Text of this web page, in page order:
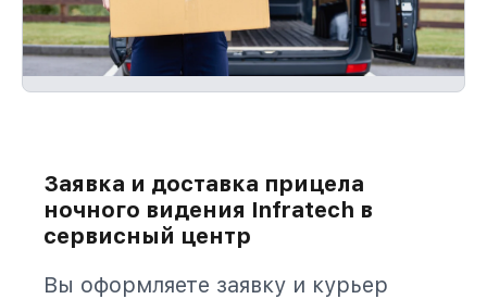
Заявка и доставка прицела
ночного видения Infratech в
сервисный центр
Вы оформляете заявку и курьер